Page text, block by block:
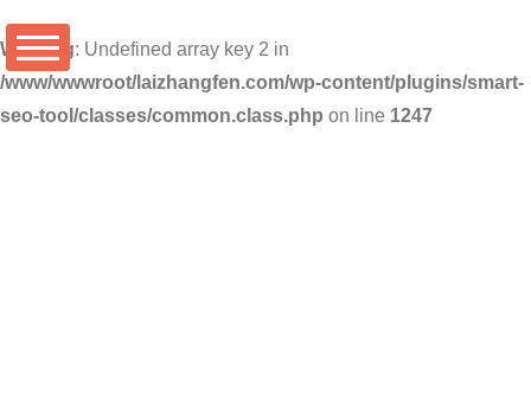
Warning: Undefined array key 2 in
/www/wwwroot/laizhangfen.com/wp-content/plugins/smart-
seo-tool/classes/common.class.php on line 1247